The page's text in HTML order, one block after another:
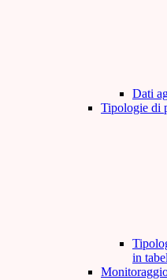
Dati
Tipologie di
in